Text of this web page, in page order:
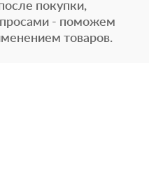
покупки,
- поможем
товаров.